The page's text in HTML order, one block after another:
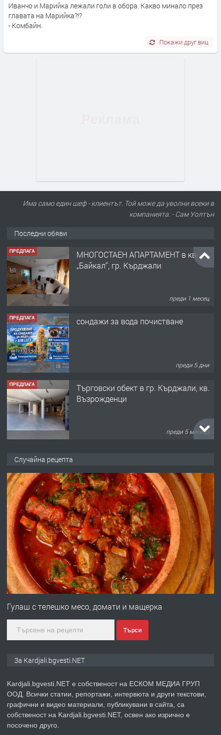
Иванчо и Марийка лежали голи в обора. Какво минало през
главата на Марийка?!?
- Комбайн.
Покажи друг виц
Има само един шеф - клиентът. Той може да уволни всеки в
компанията. - Сам Уолтън
Последни обяви
ПРЕДЛАГА
МНОГОСТАЕН АПАРТАМЕНТ в кв.
„Байкал“, гр. Кърджали
преди 1 месец
ПРЕДЛАГА сондажи за вода почистване
преди 5 дни
ПРЕДЛАГА
Tърговски обект в гр. Кърджали, кв.
Възрожденци
преди 5 месеца
преди 6 месеца
ПРЕДЛАГА
Заведение /ресторант, бистро/ в с.
Чакаларово, община Кирково
преди 7 месеца
ПРЕДЛАГА
Гараж под наем в супер център
на язовир Студен кладенец 331м2 |
преди 1 година
ПРЕДЛАГА
Курс
Случайна рецепта
Гулаш с телешко месо, домати и мащерка
Търси
За Kardjali.bgvesti.NET
Kardjali.bgvesti.NET е собственост на ЕСКОМ МЕДИА ГРУП
ООД. Всички статии, репортажи, интервюта и други текстови,
графични и видео материали, публикувани в сайта, са
собственост на Kardjali.bgvesti.NET, освен ако изрично е
посочено друго.